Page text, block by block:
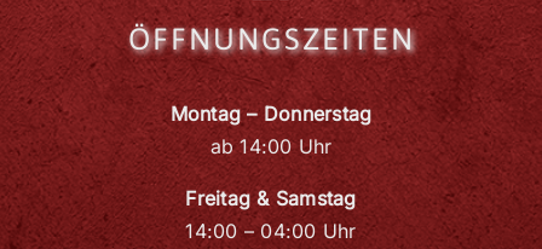
ÖFFNUNGSZEITEN
Montag – Donnerstag
ab 14:00 Uhr
Freitag & Samstag
14:00 – 04:00 Uhr